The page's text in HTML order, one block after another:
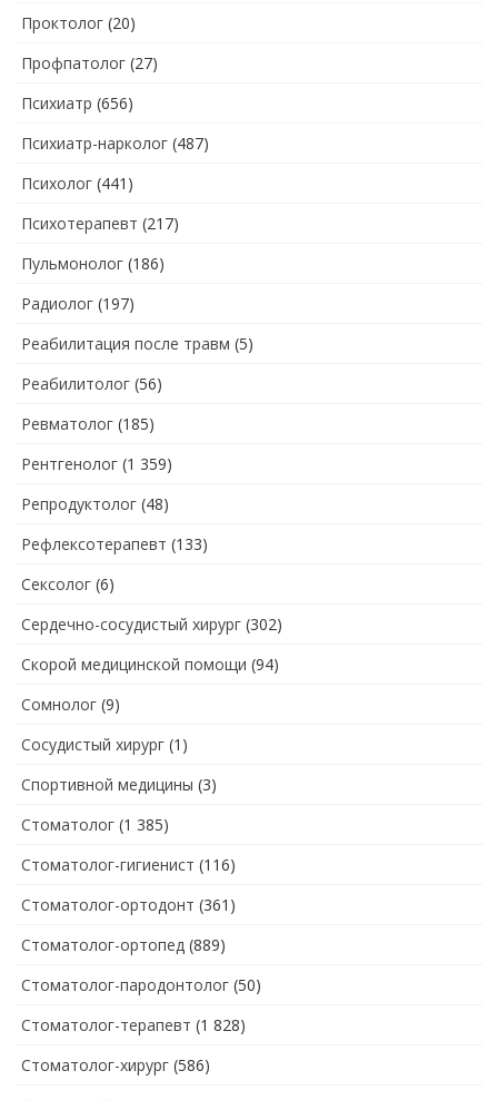
Проктолог (20)
Профпатолог (27)
Психиатр (656)
Психиатр-нарколог (487)
Психолог (441)
Психотерапевт (217)
Пульмонолог (186)
Радиолог (197)
Реабилитация после травм (5)
Реабилитолог (56)
Ревматолог (185)
Рентгенолог (1 359)
Репродуктолог (48)
Рефлексотерапевт (133)
Сексолог (6)
Сердечно-сосудистый хирург (302)
Скорой медицинской помощи (94)
Сомнолог (9)
Сосудистый хирург (1)
Спортивной медицины (3)
Стоматолог (1 385)
Стоматолог-гигиенист (116)
Стоматолог-ортодонт (361)
Стоматолог-ортопед (889)
Стоматолог-пародонтолог (50)
Стоматолог-терапевт (1 828)
Стоматолог-хирург (586)